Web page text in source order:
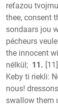
reťazou
thee, consent
sondaars jou
pécheurs
the innocent
nélkül; 11.
Keby ti riekli:
nous!
swallow them